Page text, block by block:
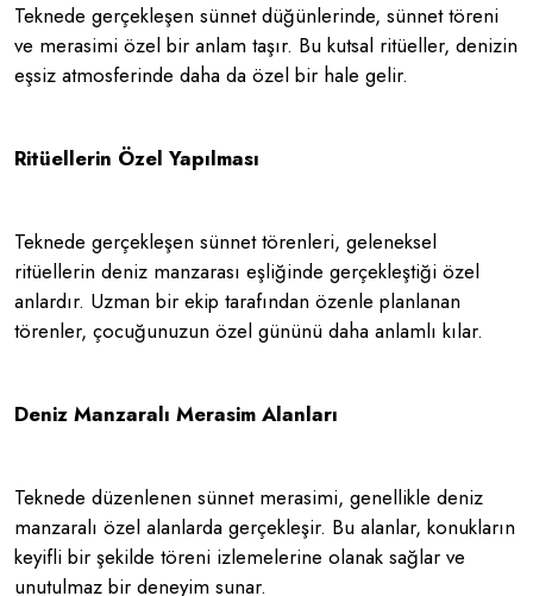
Teknede gerçekleşen sünnet düğünlerinde, sünnet töreni
ve merasimi özel bir anlam taşır. Bu kutsal ritüeller, denizin
eşsiz atmosferinde daha da özel bir hale gelir.
Ritüellerin Özel Yapılması
Teknede gerçekleşen sünnet törenleri, geleneksel
ritüellerin deniz manzarası eşliğinde gerçekleştiği özel
anlardır. Uzman bir ekip tarafından özenle planlanan
törenler, çocuğunuzun özel gününü daha anlamlı kılar.
Deniz Manzaralı Merasim Alanları
Teknede düzenlenen sünnet merasimi, genellikle deniz
manzaralı özel alanlarda gerçekleşir. Bu alanlar, konukların
keyifli bir şekilde töreni izlemelerine olanak sağlar ve
unutulmaz bir deneyim sunar.